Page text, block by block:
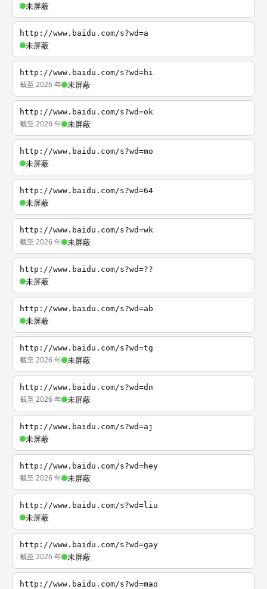
未屏蔽
http://www.baidu.com/s?wd=a
未屏蔽
http://www.baidu.com/s?wd=hi
截至 2026 年 未屏蔽
http://www.baidu.com/s?wd=ok
截至 2026 年 未屏蔽
http://www.baidu.com/s?wd=mo
未屏蔽
http://www.baidu.com/s?wd=64
未屏蔽
http://www.baidu.com/s?wd=wk
截至 2026 年 未屏蔽
http://www.baidu.com/s?wd=??
未屏蔽
http://www.baidu.com/s?wd=ab
未屏蔽
http://www.baidu.com/s?wd=tg
截至 2026 年 未屏蔽
http://www.baidu.com/s?wd=dn
截至 2026 年 未屏蔽
http://www.baidu.com/s?wd=aj
未屏蔽
http://www.baidu.com/s?wd=hey
截至 2026 年 未屏蔽
http://www.baidu.com/s?wd=liu
未屏蔽
http://www.baidu.com/s?wd=gay
截至 2026 年 未屏蔽
http://www.baidu.com/s?wd=mao